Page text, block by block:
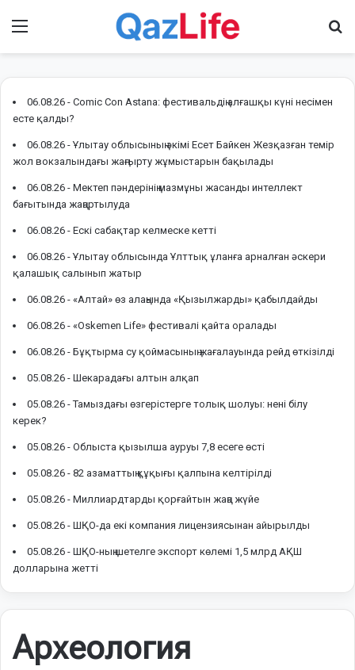
Археология
06.08.26 - Comic Con Astana: фестивальдің алғашқы күні несімен
есте қалды?
06.08.26 -Ұлытау облысының әкімі Есет Байкен Жезқазған темір
жол вокзалындағы жаңғырту жұмыстарын бақылады
06.08.26 - Мектеп пәндерінің мазмұны жасанды интеллект
бағытында жаңартылуда
06.08.26 - Ескі сабақтар келмеске кетті
06.08.26 -Ұлытау облысында Ұлттық ұланға арналған әскери
қалашық салынып жатыр
06.08.26 - «Алтай» өз алаңында «Қызылжарды» қабылдайды
06.08.26 - «Oskemen Life» фестивалі қайта оралады
06.08.26 - Бұқтырма су қоймасының жағалауында рейд өткізілді
05.08.26 - Шекарадағы алтын алқап
05.08.26 -Тамыздағы өзгерістерге толық шолуы: нені білу
керек?
05.08.26 - Облыста қызылша ауруы 7,8 есеге өсті
05.08.26 - 82 азаматтың құқығы қалпына келтірілді
05.08.26 - Миллиардтарды қорғайтын жаңа жүйе
05.08.26 - ШҚО-да екі компания лицензиясынан айырылды
05.08.26 - ШҚО-ның шетелге экспорт көлемі 1,5 млрд АҚШ
долларына жетті